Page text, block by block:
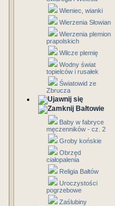
Wieniec, wianki
Wierzenia Słowian
Wierzenia plemion
prapolskich
Wilcze plemię
Wodny świat
topielców i rusałek
Światowid ze
Zbrucza
Bałtowie
Baby w fabryce
męczenników - cz. 2
Groby końskie
Obrzęd
ciałopalenia
Religia Bałtów
Uroczystości
pogrzebowe
Zaślubiny